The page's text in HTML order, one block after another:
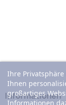
Informationen
Ihre
Ihnen
großartiges
Informationen